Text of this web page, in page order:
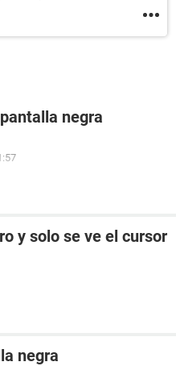
negra
y solo se ve el cursor
negra